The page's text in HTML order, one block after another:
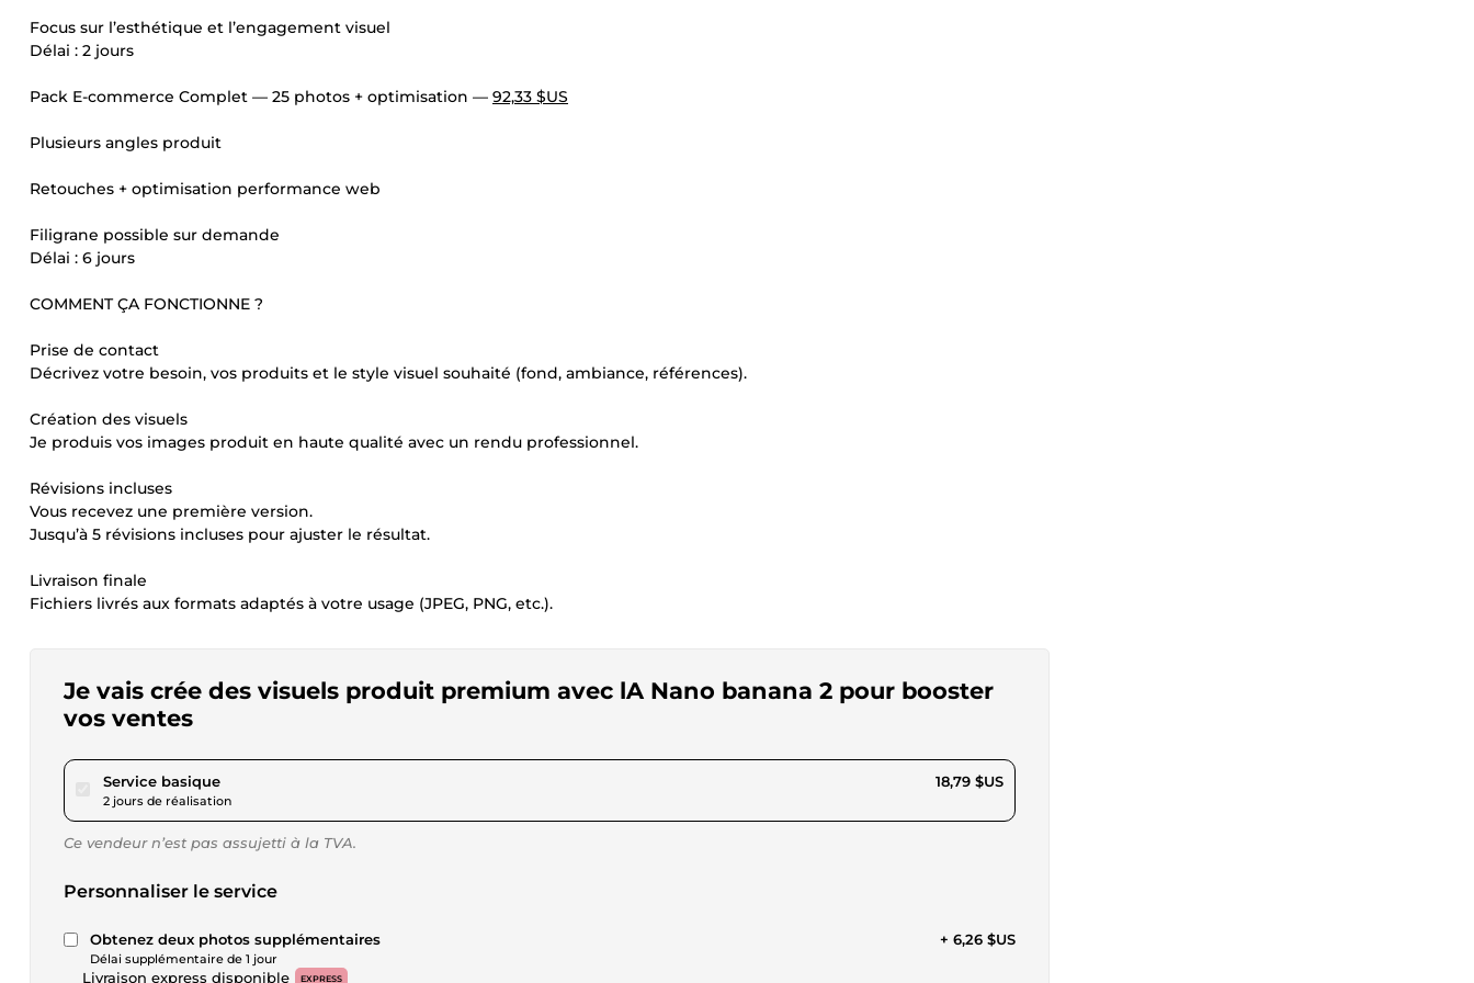
Focus sur l’esthétique et l’engagement visuel
Délai : 2 jours
Pack E-commerce Complet — 25 photos + optimisation — 92,33 $US
Plusieurs angles produit
Retouches + optimisation performance web
Filigrane possible sur demande
Délai : 6 jours
COMMENT ÇA FONCTIONNE ?
Prise de contact
Décrivez votre besoin, vos produits et le style visuel souhaité (fond, ambiance, références).
Création des visuels
Je produis vos images produit en haute qualité avec un rendu professionnel.
Révisions incluses
Vous recevez une première version.
Jusqu’à 5 révisions incluses pour ajuster le résultat.
Livraison finale
Fichiers livrés aux formats adaptés à votre usage (JPEG, PNG, etc.).
Je vais crée des visuels produit premium avec lA Nano banana 2 pour booster
vos ventes
Service basiquepour 17,31 $US
2 jours de réalisation
18,79 $US
Ce vendeur n’est pas assujetti à la TVA.
Personnaliser le service
Obtenez deux photos supplémentaires
Délai supplémentaire de 1 jour
+ 6,26 $US
Livraison express disponible EXPRESS